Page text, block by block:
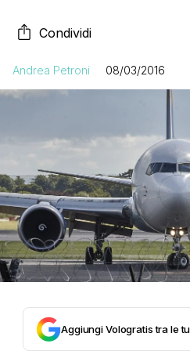
Condividi
Andrea Petroni 08/03/2016
Aggiungi Vologratis tra le